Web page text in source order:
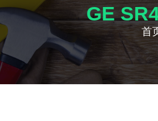
GE
首